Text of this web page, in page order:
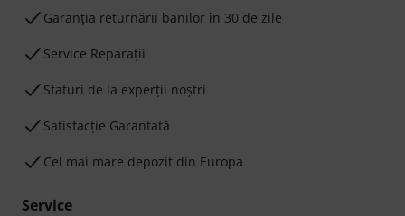
Garanţia returnării banilor în 30 de zile
Service Reparații
Sfaturi de la experții noștri
Satisfacție Garantată
Cel mai mare depozit din Europa
Service